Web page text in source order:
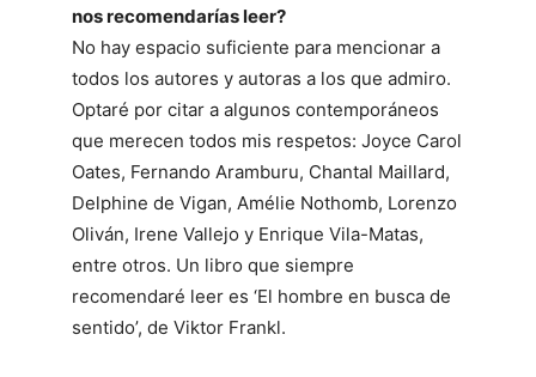
nos recomendarías leer?
No hay espacio suficiente para mencionar a
todos los autores y autoras a los que admiro.
Optaré por citar a algunos contemporáneos
que merecen todos mis respetos: Joyce Carol
Oates, Fernando Aramburu, Chantal Maillard,
Delphine de Vigan, Amélie Nothomb, Lorenzo
Oliván, Irene Vallejo y Enrique Vila-Matas,
entre otros. Un libro que siempre
recomendaré leer es ‘El hombre en busca de
sentido’, de Viktor Frankl.